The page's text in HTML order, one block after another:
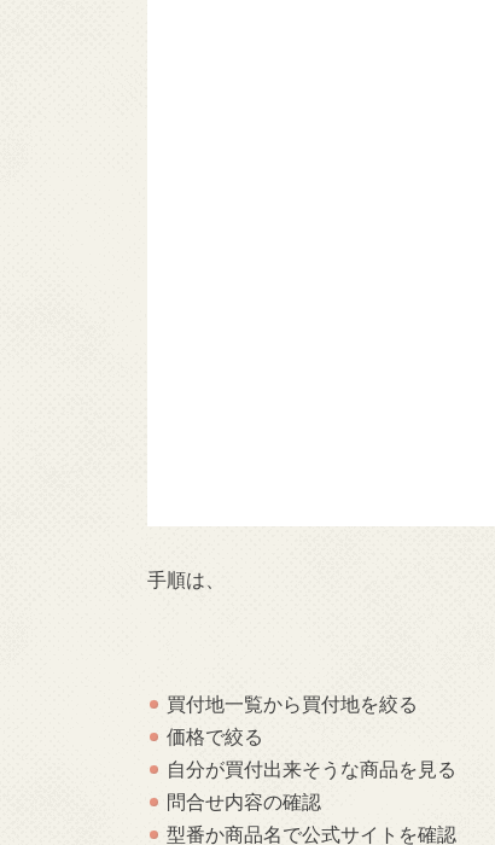
手順は、
買付地一覧から買付地を絞る
価格で絞る
自分が買付出来そうな商品を見る
問合せ内容の確認
型番か商品名で公式サイトを確認